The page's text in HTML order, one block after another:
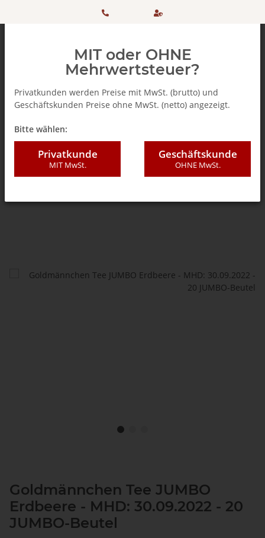
+ 49
506 98
einkaufen
SSL
Goldmännchen Tee JUMBO
Erdbeere - MHD: 30.09.2022 - 20
JUMBO-Beutel
MIT oder OHNE
Mehrwertsteuer?
Privatkunden werden Preise mit MwSt. (brutto) und
Geschäftskunden Preise ohne MwSt. (netto) angezeigt.
Bitte wählen:
Privatkunde
MIT MwSt.
Geschäftskunde
OHNE MwSt.